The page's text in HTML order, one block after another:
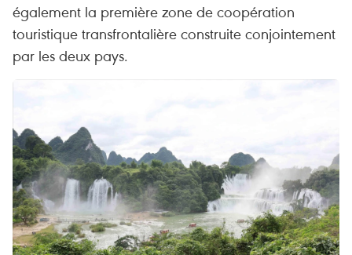
également la première zone de coopération
touristique transfrontalière construite conjointement
par les deux pays.